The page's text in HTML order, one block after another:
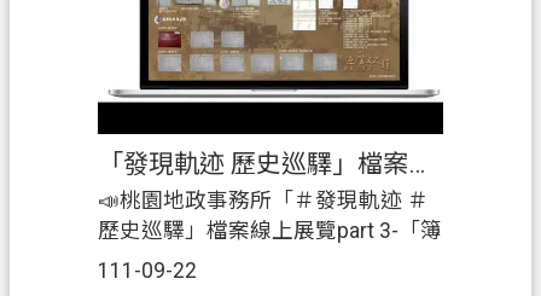
車」，介紹簿籍的演變及權狀的
「狀歷世紀」，歡迎大家來參展。|
📅#展覽時間：#自111年8月31日至
111年11月30日止。|🏢#展覽地點：
#桃園市桃園地政事務所3樓及4樓辦
公廳舍。|2️⃣展覽期間免費提供團體
（每場次10人以上）#預約導覽解說
服務。|☎️ #預約專線：03-
3695588#405 莊小姐|歡迎踴躍參展
「發現軌迹 歷史巡驛」檔案線上展覽part3-「簿籍軌迹」
111-09-22
📣桃園地政事務所「＃發現軌迹 ＃
歷史巡驛」檔案線上展覽part 3-「簿
籍軌迹」|在本所4樓展出「發現軌